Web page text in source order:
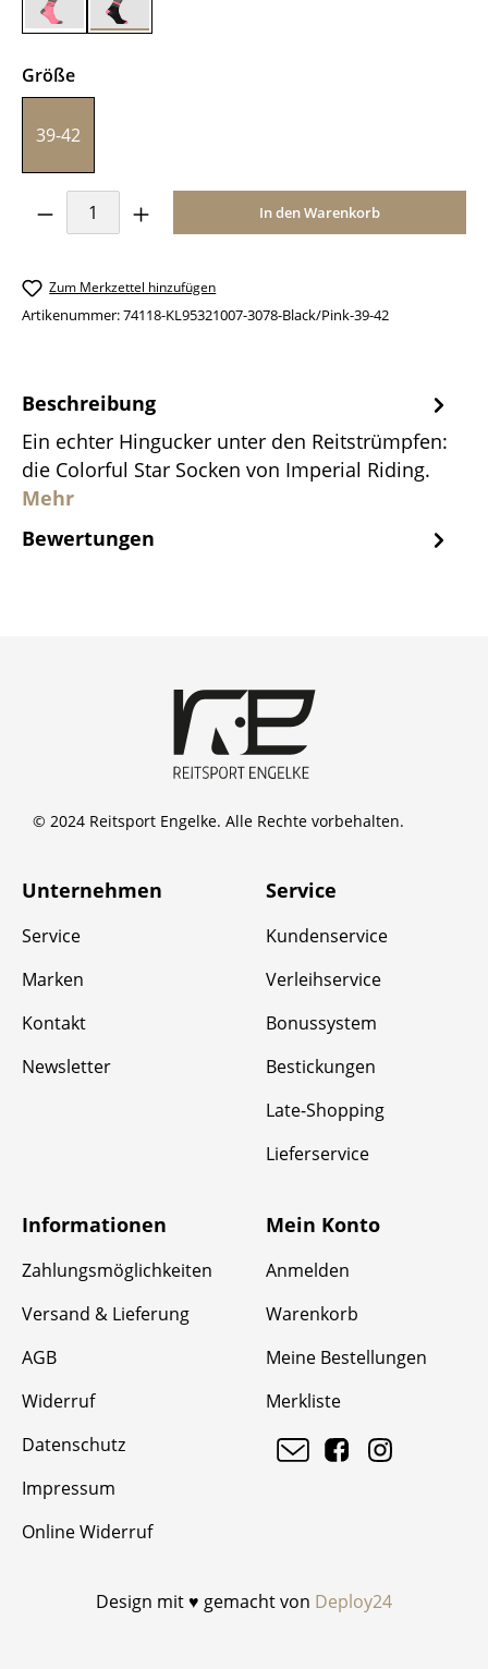
Knockout Pink
Black/Pink
Größeauswählen
39-42
Produkt Anzahl: Gib den gewünschten
In den Warenkorb
Zum Merkzettel hinzufügen
Artikenummer:74118-KL95321007-3078-Black/Pink-39-42
Beschreibung
Ein echter Hingucker unter den Reitstrümpfen:
die Colorful Star Socken von Imperial Riding.
Mehr
Bewertungen
© 2024 Reitsport Engelke. Alle Rechte vorbehalten.
Unternehmen
Service
Marken
Kontakt
Newsletter
Service
Kundenservice
Verleihservice
Bonussystem
Bestickungen
Late-Shopping
Lieferservice
Informationen
Zahlungsmöglichkeiten
Versand & Lieferung
AGB
Widerruf
Datenschutz
Impressum
Online Widerruf
Mein Konto
Anmelden
Warenkorb
Meine Bestellungen
Merkliste
Design mit ♥ gemacht von Deploy24